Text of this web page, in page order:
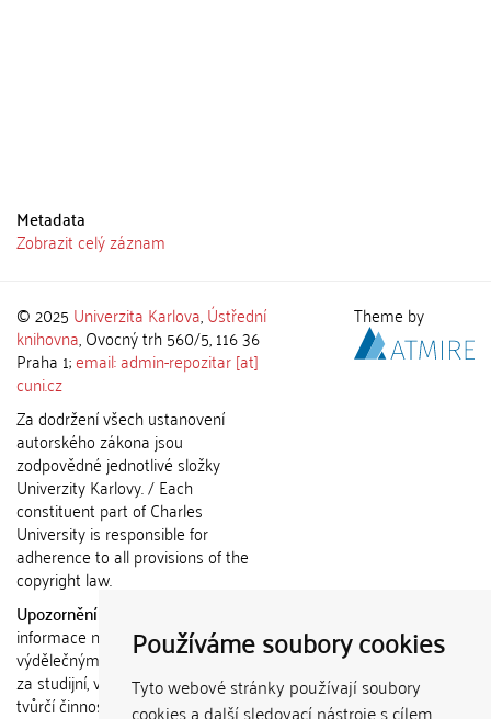
Používáme soubory cookies
Tyto webové stránky používají soubory
cookies a další sledovací nástroje s cílem
Metadata
Zobrazit celý záznam
© 2025 Univerzita Karlova,Ústřední
knihovna, Ovocný trh 560/5, 116 36
Praha 1;email: admin-repozitar [at]
cuni.cz
Za dodržení všech ustanovení
autorského zákona jsou
zodpovědné jednotlivé složky
Univerzity Karlovy. / Each
constituent part of Charles
University is responsible for
adherence to all provisions of the
copyright law.
Upozornění / Notice:
informace nemohou být použity k
výdělečným účelům nebo vydávány
za studijní, vědeckou nebo jinou
tvůrčí činnost jiné osoby než autora.
Theme by